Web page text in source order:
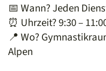
📅 Wann? Jeden
⏰ Uhrzeit? 9:30 –
📍 Wo?
Alpen